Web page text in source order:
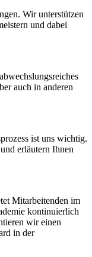
Wir unterstützen
und dabei
auch in anderen
ist uns wichtig.
erläutern Ihnen
Mitarbeitenden im
kontinuierlich
wir einen
in der